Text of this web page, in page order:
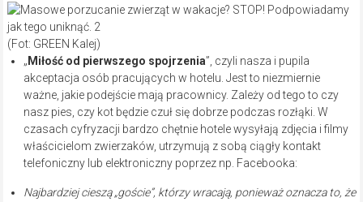
(Fot: GREEN Kalej)
„ Miłość od pierwszego spojrzenia”, czyli nasza i pupila
akceptacja osób pracujących w hotelu. Jest to niezmiernie
ważne, jakie podejście mają pracownicy. Zależy od tego to czy
nasz pies, czy kot będzie czuł się dobrze podczas rozłąki. W
czasach cyfryzacji bardzo chętnie hotele wysyłają zdjęcia i filmy
właścicielom zwierzaków, utrzymują z sobą ciągły kontakt
telefoniczny lub elektroniczny poprzez np. Facebooka:
Najbardziej cieszą „goście”, którzy wracają, ponieważ oznacza to, że